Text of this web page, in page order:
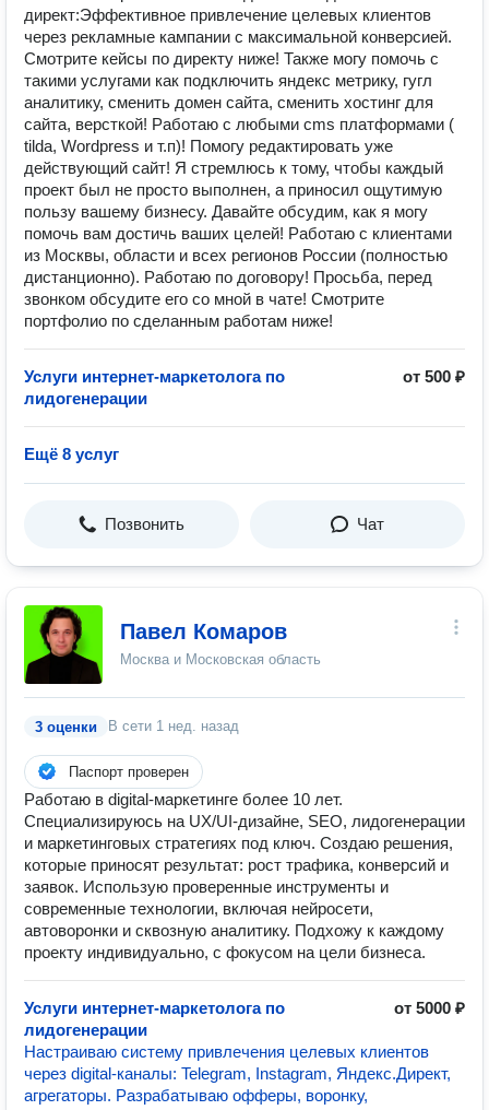
директ:Эффективное привлечение целевых клиентов
через рекламные кампании с максимальной конверсией.
Смотрите кейсы по директу ниже! Также могу помочь с
такими услугами как подключить яндекс метрику, гугл
аналитику, сменить домен сайта, сменить хостинг для
сайта, версткой! Работаю с любыми cms платформами (
tilda, Wordpress и т.п)! Помогу редактировать уже
действующий сайт! Я стремлюсь к тому, чтобы каждый
проект был не просто выполнен, а приносил ощутимую
пользу вашему бизнесу. Давайте обсудим, как я могу
помочь вам достичь ваших целей! Работаю с клиентами
из Москвы, области и всех регионов России (полностью
дистанционно). Работаю по договору! Просьба, перед
звонком обсудите его со мной в чате! Смотрите
портфолио по сделанным работам ниже!
Услуги интернет-маркетолога по
лидогенерации
от 500 ₽
Ещё 8 услуг
Позвонить Чат
Павел Комаров
Москва и Московская область
3 оценки В сети 1 нед. назад
Паспорт проверен
Работаю в digital-маркетинге более 10 лет.
Специализируюсь на UX/UI-дизайне, SEO, лидогенерации
и маркетинговых стратегиях под ключ. Создаю решения,
которые приносят результат: рост трафика, конверсий и
заявок. Использую проверенные инструменты и
современные технологии, включая нейросети,
автоворонки и сквозную аналитику. Подхожу к каждому
проекту индивидуально, с фокусом на цели бизнеса.
Услуги интернет-маркетолога по
лидогенерации
от 5000 ₽
Настраиваю систему привлечения целевых клиентов
через digital-каналы: Telegram, Instagram, Яндекс.Директ,
агрегаторы. Разрабатываю офферы, воронку,